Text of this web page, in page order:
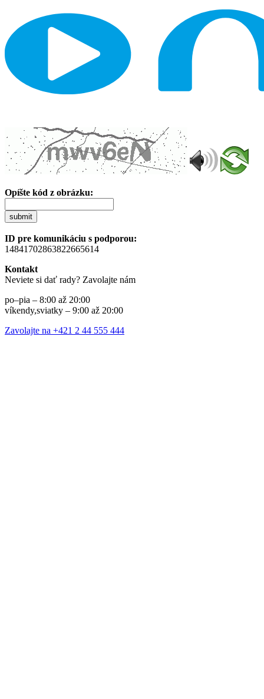
Opíšte kód z obrázku:
submit
ID pre komunikáciu s podporou:
14841702863822665614
Kontakt
Neviete si dať rady? Zavolajte nám
po–pia – 8:00 až 20:00
víkendy,sviatky – 9:00 až 20:00
Zavolajte na +421 2 44 555 444